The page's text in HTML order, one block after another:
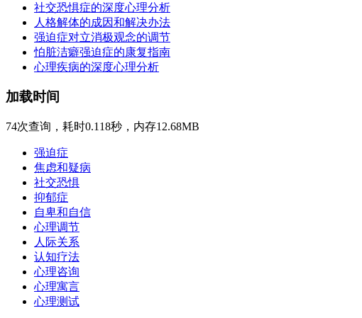
社交恐惧症的深度心理分析
人格解体的成因和解决办法
强迫症对立消极观念的调节
怕脏洁癖强迫症的康复指南
心理疾病的深度心理分析
加载时间
74次查询，耗时0.118秒，内存12.68MB
强迫症
焦虑和疑病
社交恐惧
抑郁症
自卑和自信
心理调节
人际关系
认知疗法
心理咨询
心理寓言
心理测试